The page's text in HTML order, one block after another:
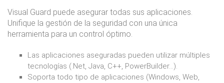
Visual Guard puede asegurar todas sus aplicaciones.
Unifique la gestión de la seguridad con una única
herramienta para un control óptimo.
Las aplicaciones aseguradas pueden utilizar múltiples
tecnologías (.Net, Java, C++, PowerBuilder...).
Soporta todo tipo de aplicaciones (Windows, Web,